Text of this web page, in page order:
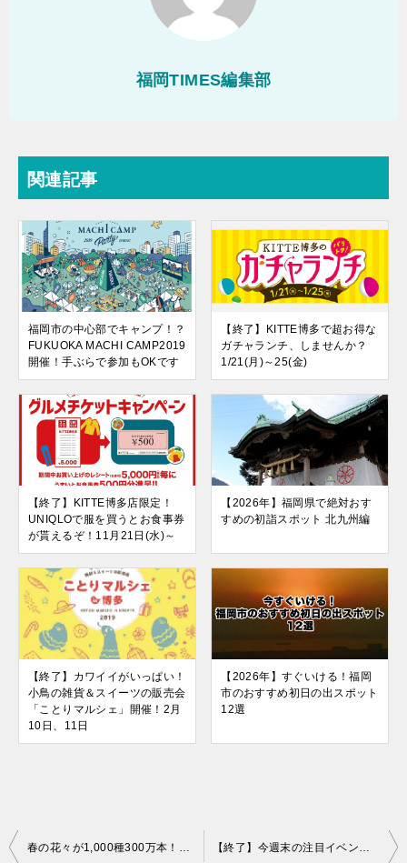
福岡TIMES編集部
関連記事
福岡市の中心部でキャンプ！？
FUKUOKA MACHI CAMP2019
開催！手ぶらで参加もOKです
【終了】KITTE博多で超お得な
ガチャランチ、しませんか？
1/21(月)～25(金)
【終了】KITTE博多店限定！
UNIQLOで服を買うとお食事券
が貰えるぞ！11月21日(水)～
【2026年】福岡県で絶対おす
すめの初詣スポット 北九州編
【終了】カワイイがいっぱい！
小鳥の雑貨＆スイーツの販売会
「ことりマルシェ」開催！2月
10日、11日
【2026年】すぐいける！福岡
市のおすすめ初日の出スポット
12選
投 春の花々が1,000種300万本！海の中道フラワーピクニックで福岡の春を満喫しよう 【終了】今週末の注目イベント情報まとめ